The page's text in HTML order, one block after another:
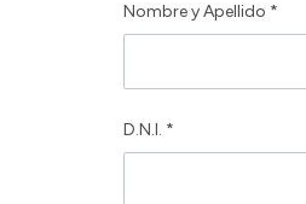
Nombre y Apellido *
D.N.I. *